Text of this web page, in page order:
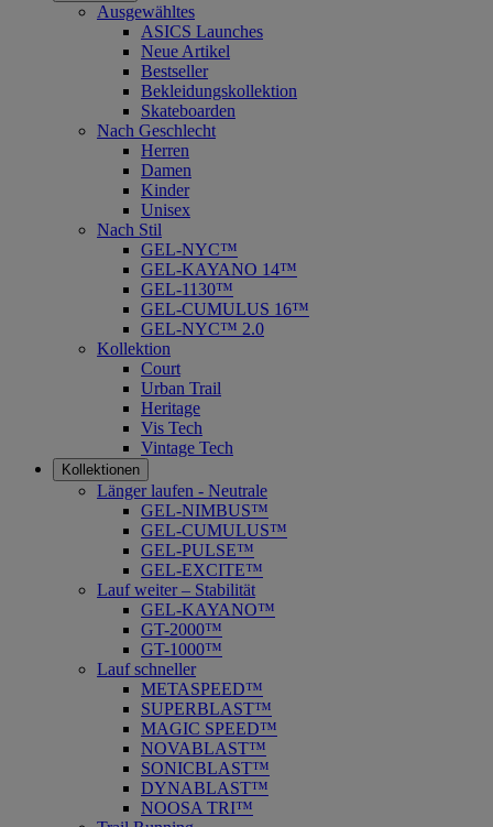
Ausgewähltes
ASICS Launches
Neue Artikel
Bestseller
Bekleidungskollektion
Skateboarden
Nach Geschlecht
Herren
Damen
Kinder
Unisex
Nach Stil
GEL-NYC™
GEL-KAYANO 14™
GEL-1130™
GEL-CUMULUS 16™
GEL-NYC™ 2.0
Kollektion
Court
Urban Trail
Heritage
Vis Tech
Vintage Tech
Kollektionen
Länger laufen - Neutrale
GEL-NIMBUS™
GEL-CUMULUS™
GEL-PULSE™
GEL-EXCITE™
Lauf weiter – Stabilität
GEL-KAYANO™
GT-2000™
GT-1000™
Lauf schneller
METASPEED™
SUPERBLAST™
MAGIC SPEED™
NOVABLAST™
SONICBLAST™
DYNABLAST™
NOOSA TRI™